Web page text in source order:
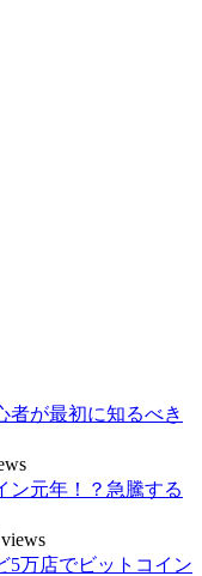
者が最初に知るべき
ン元年！？急騰する
5万店でビットコイン